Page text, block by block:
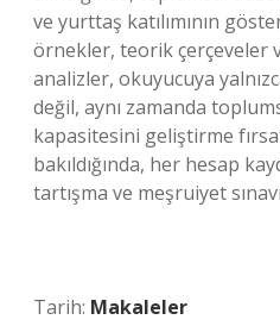
ve yurttaş katılımının
örnekler, teorik çerçeveler
analizler, okuyucuya
değil, aynı zamanda
kapasitesini geliştirme
bakıldığında, her hesap
tartışma ve meşruiyet
Tarih: Makaleler